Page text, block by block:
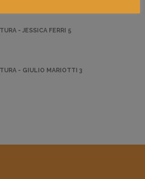
- JESSICA FERRI 5
- GIULIO MARIOTTI 3